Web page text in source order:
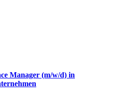
Manager (m/w/d) in